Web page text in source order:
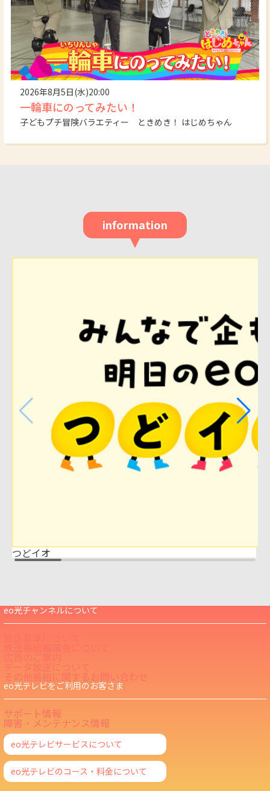
2026年8月5日(水)20:00
一輪車にのってみたい！
子どもプチ冒険バラエティー ときめき！ はじめちゃん
information
つどイオ
eo光チャンネルについて
データ放送について
その他番組に関するお問い合わせ
eo光テレビをご利用のお客さま
サポート情報
障害・メンテナンス情報
eo光テレビサービスについて
eo光テレビのコース・料金について